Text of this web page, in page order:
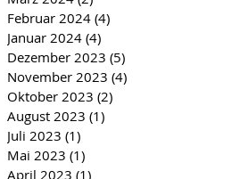
Februar 2024 (4)
Januar 2024 (4)
Dezember 2023 (5)
November 2023 (4)
Oktober 2023 (2)
August 2023 (1)
Juli 2023 (1)
Mai 2023 (1)
April 2023 (1)